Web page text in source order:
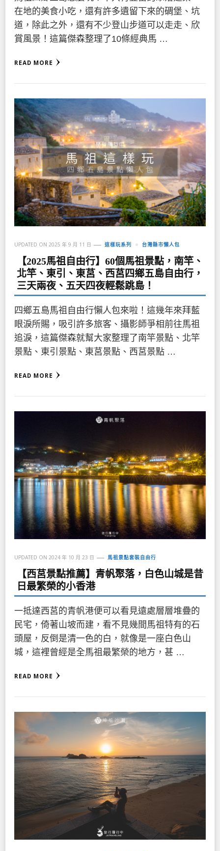
在地的美食小吃，還有許多遺留下來的碉堡、坑
道，除此之外，還有不少登山步道可以走走、欣
賞風景！這篇傑森整理了10條經典馬 …
READ MORE
UPDATED ON 2025 年 9 月 11 日 這樣玩系列 台灣縣市懶人包
【2025馬祖自由行】60個馬祖景點，南竿、
北竿、東引、東莒、西莒四鄉五島自由行，
三天兩夜、五天四夜輕鬆跳島！
四鄉五島馬祖自由行懶人包來啦！這幾年來拜藍
眼淚所賜，吸引許多旅客、攝影師爭相前往馬祖
追淚，這篇傑森就幫大家整理了南竿景點、北竿
景點、東引景點、東莒景點、西莒景點 …
READ MORE
UPDATED ON 2024 年 10 月 23 日 馬祖景點套裝自由行
【西莒景點推薦】青帆聚落，白色山城是昔
日最繁榮的小香港
一抵達西莒的青帆港便可以看見遠處層層堆疊的
民宅，倚著山坡而建，看不見幾間馬祖特有的石
頭屋，反倒是清一色的白，就像是一座白色山
城，這裡曾經是全馬祖最繁榮的地方，甚 …
READ MORE